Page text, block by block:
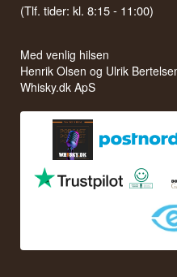
(Tlf. tider: kl. 8:15 - 11:00)
Med venlig hilsen
Henrik Olsen og Ulrik
Whisky.dk ApS